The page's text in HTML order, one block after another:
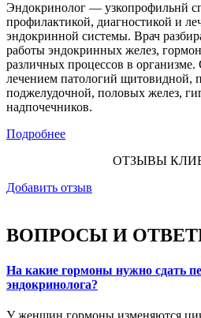
Эндокринолог — узкопрофильнй
профилактикой, диагностикой и
эндокринной системы. Врач
работы эндокринных желез,
различных процессов в организме.
лечением патологий щитовидной,
поджелудочной, половых желез,
надпочечников.
Подробнее
ОТЗЫВЫ
Добавить отзыв
ВОПРОСЫ И
На какие гормоны нужно сдать
эндокринолога?
У женщин гормоны изменяются